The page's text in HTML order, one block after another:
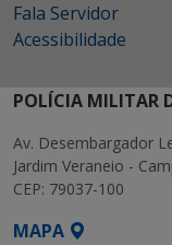
Fala Servidor
Acessibilidade
POLÍCIA MILITAR
Av. Desembargador
Jardim Veraneio -
CEP: 79037-100
MAPA